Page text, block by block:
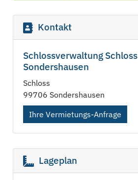
Kontakt
Schlossverwaltung Schloss
Sondershausen
Schloss
99706 Sondershausen
Ihre Vermietungs-Anfrage
Lageplan